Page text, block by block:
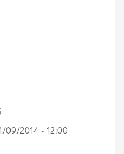
09/2014 - 12:00